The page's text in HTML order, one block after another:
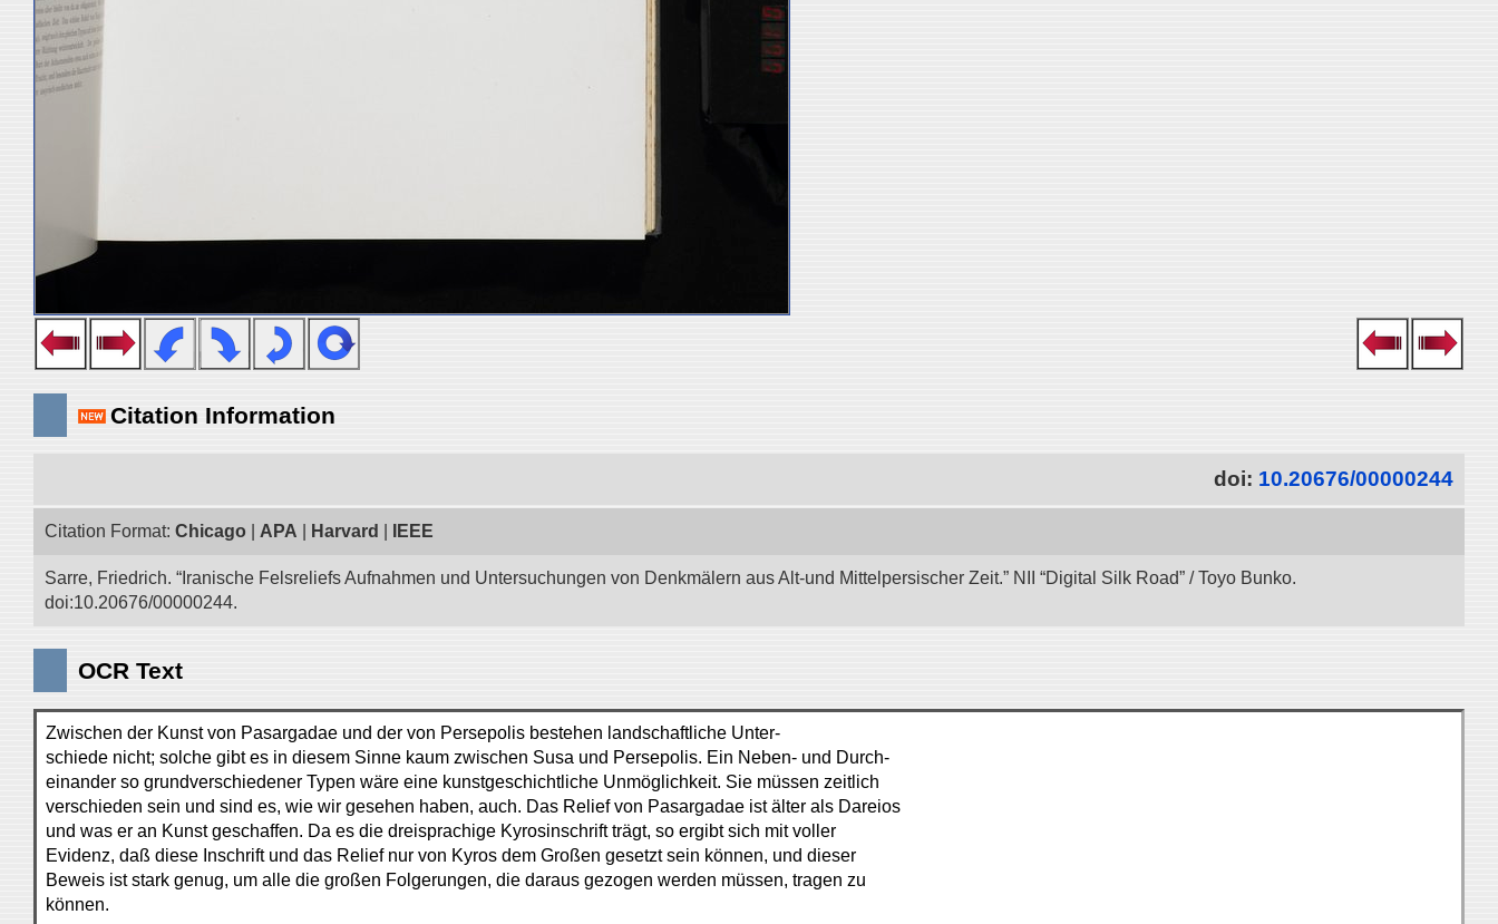
Citation Information
doi: 10.20676/00000244
Citation Format: Chicago APA Harvard IEEE
Sarre, Friedrich. “Iranische Felsreliefs Aufnahmen und Untersuchungen von Denkmälern aus Alt-und Mittelpersischer Zeit.” NII “Digital Silk Road” / Toyo Bunko.
doi:10.20676/00000244.
OCR Text
Zwischen der Kunst von Pasargadae und der von Persepolis bestehen landschaftliche Unter-
schiede nicht; solche gibt es in diesem Sinne kaum zwischen Susa und Persepolis. Ein Neben- und Durch-
einander so grundverschiedener Typen wäre eine kunstgeschichtliche Unmöglichkeit. Sie müssen zeitlich
verschieden sein und sind es, wie wir gesehen haben, auch. Das Relief von Pasargadae ist älter als Dareios
und was er an Kunst geschaffen. Da es die dreisprachige Kyrosinschrift trägt, so ergibt sich mit voller
Evidenz, daß diese Inschrift und das Relief nur von Kyros dem Großen gesetzt sein können, und dieser
Beweis ist stark genug, um alle die großen Folgerungen, die daraus gezogen werden müssen, tragen zu
können.